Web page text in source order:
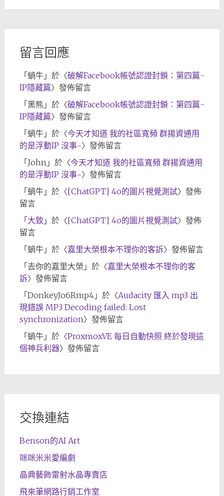
留言回應
「 蝸牛」於〈破解Facebook帳號認證封鎖：第四篇-
IP隱藏篇〉發佈留言
「 黑熊 」於〈破解Facebook帳號認證封鎖：第四篇-
IP隱藏篇〉發佈留言
「 蝸牛」於〈今天才知道 我的社區寬頻 群揚資通用
的是浮動IP 沒事~〉發佈留言
「 John」於〈今天才知道 我的社區寬頻 群揚資通用
的是浮動IP 沒事~〉發佈留言
「 蝸牛」於〈[ChatGPT] 4o的圖片視覺測試〉發佈
留言
「 大致 」於〈[ChatGPT] 4o的圖片視覺測試〉發佈
留言
「 蝸牛」於〈嘉里大榮根本不理你的客訴〉發佈留言
「 去你的嘉里大榮 」於〈嘉里大榮根本不理你的客
訴〉發佈留言
「 DonkeyJo6Rmp4」於〈Audacity 匯入 mp3 出
現錯誤 MP3 Decoding failed: Lost
synchronization〉發佈留言
「 蝸牛」於〈ProxmoxVE 每日自動快照 終於發現這
個神兵利器〉發佈留言
交換連結
Benson的AI Art
咪咪米米愛編劇
晶典藝飾雷射水晶專賣店
飛來筆網路行銷工作室